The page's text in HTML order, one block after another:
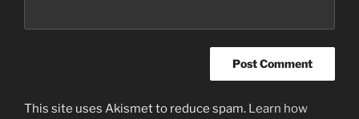
This site uses Akismet to reduce spam. Learn how